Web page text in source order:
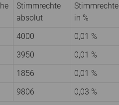
Stimmrechte
absolut
Stimmrechte
in %
4000
0,01 %
3950
0,01 %
1856
0,01 %
9806 0,03 %